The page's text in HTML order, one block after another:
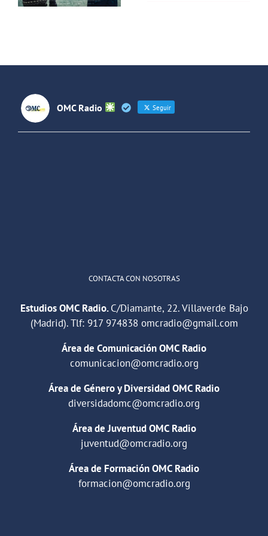
OMC Radio Seguir
CONTACTA CON NOSOTRAS
Estudios OMC Radio.C/Diamante, 22. Villaverde Bajo
(Madrid). Tlf: 917 974838 omcradio@gmail.com
Área de Comunicación OMC Radio
comunicacion@omcradio.org
Área de Género y Diversidad OMC Radio
diversidadomc@omcradio.org
Área de Juventud OMC Radio
juventud@omcradio.org
Área de Formación OMC Radio
formacion@omcradio.org